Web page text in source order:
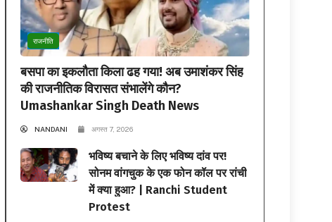
राजनीति
बसपा का इकलौता किला ढह गया! अब उमाशंकर सिंह
की राजनीतिक विरासत संभालेंगे कौन?
Umashankar Singh Death News
NANDANI अगस्त 7, 2026
भविष्य बचाने के लिए भविष्य दांव पर!
सोनम वांगचुक के एक फोन कॉल पर रांची
में क्या हुआ? | Ranchi Student
Protest